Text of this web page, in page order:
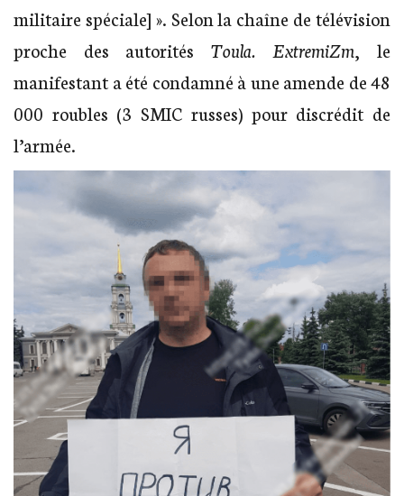
militaire spéciale] ». Selon la chaîne de télévision
proche des autorités Toula. ExtremiZm, le
manifestant a été condamné à une amende de 48
000 roubles (3 SMIC russes) pour discrédit de
l’armée.